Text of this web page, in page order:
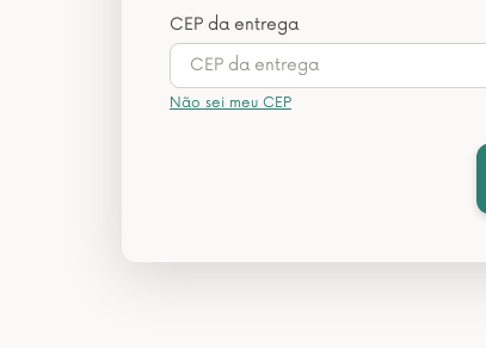
CEP da entrega
Não sei meu CEP